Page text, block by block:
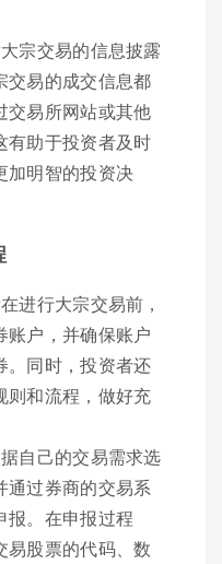
宗交易的信息披露
交易的成交信息都
交易所网站或其他
有助于投资者及时
加明智的投资决
进行大宗交易前，
账户，并确保账户
。同时，投资者还
则和流程，做好充
自己的交易需求选
通过券商的交易系
报。在申报过程
易股票的代码、数